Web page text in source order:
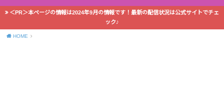
＜PR＞本ページの情報は2024年9月の情報です！最新の配信状況は公式サイトでチェ
ック♪
HOME